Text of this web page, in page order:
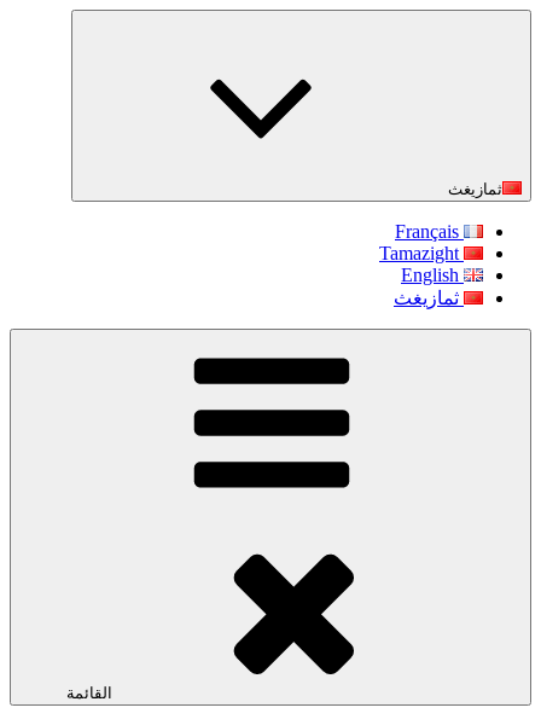
التجاوز
ثمازيغث
Français
Tamazight
English
ثمازيغث
القائمة